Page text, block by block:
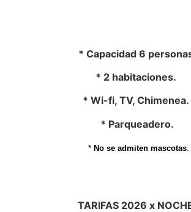
* Capacidad 6
* 2 habitaciones.
* Wi-fi, TV, Chimenea.
* Parqueadero.
* No se admiten mascotas.
TARIFAS 2026 x